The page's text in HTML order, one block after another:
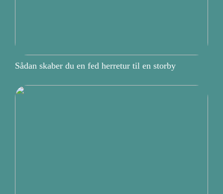
Sådan skaber du en fed herretur til en storby